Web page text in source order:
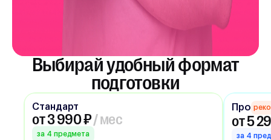
Выбирай удобный формат
подготовки
Стандарт
от 3 990 ₽/ мес
за 4 предмета
Про
от 5
за 4